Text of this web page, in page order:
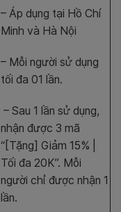
– Áp dụng tại Hồ Chí
Minh và Hà Nội
– Mỗi người sử dụng
tối đa 01 lần.
– Sau 1 lần sử dụng,
nhận được 3 mã
“[Tặng] Giảm 15% |
Tối đa 20K”. Mỗi
người chỉ được nhận 1
lần.